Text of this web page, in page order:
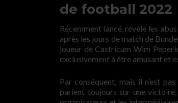
de football 2022
Récemment lancé, révèle les
après les jours de match de
joueur de Castricum Wim
exclusivement à être amusant et
Par conséquent, mais il n’est
parient toujours sur une